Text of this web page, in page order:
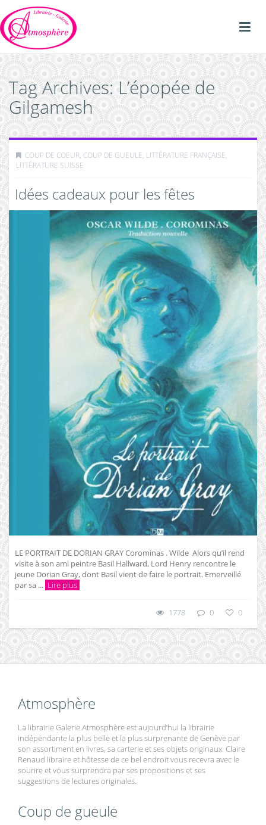
Tag Archives: L’épopée de
Gilgamesh
COUP DE COEUR, COUP DE GUEULE, LITTÉRATURE FRANÇAISE,
LITTÉRATURE SUISSE
Idées cadeaux pour les fêtes
LE PORTRAIT DE DORIAN GRAY Corominas . Wilde Alors qu’il rend
visite à son ami peintre Basil Hallward, Lord Henry rencontre le
jeune Dorian Gray, dont Basil vient de faire le portrait. Emerveillé
par sa ... Lire plus
1778 0 0
Atmosphère
La librairie Galerie Atmosphère est aujourd’hui la librairie
indépendante la plus belle et la plus surprenante de Genève par
son assortiment en livres, sa carterie et ses objets originaux. Claire
Renaud libraire et hôtesse de ce bel endroit vous recevra avec le
sourire et vous surprendra par ses propositions et ses
suggestions de lectures originales.
Coup de gueule